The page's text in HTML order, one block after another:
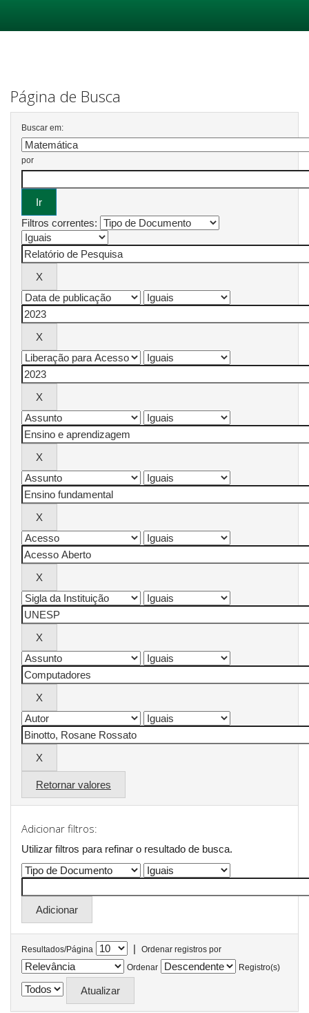
Página de Busca
Buscar em:
por
Filtros correntes:
Retornar valores
Adicionar filtros:
Utilizar filtros para refinar o resultado de busca.
Resultados/Página |
Ordenar registros por
Ordenar
Registro(s)